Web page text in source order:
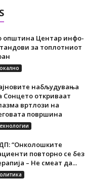
општина Центар инфо-
за топлотниот
набљудувања
Сонцето откриваат
вртлози на
површина
“Онколошките
повторно се без
– Не смеат да...